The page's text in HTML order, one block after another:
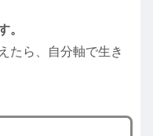
。
たら、自分軸で生き